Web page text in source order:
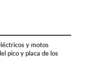
y motos
pico y placa de los